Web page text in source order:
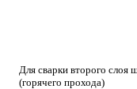
Для сварки второго слоя
(горячего прохода)